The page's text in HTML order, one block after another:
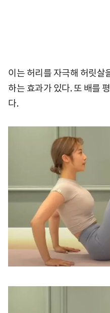
이는 허리를 자극해 허릿살
하는 효과가 있다. 또 배를
다.